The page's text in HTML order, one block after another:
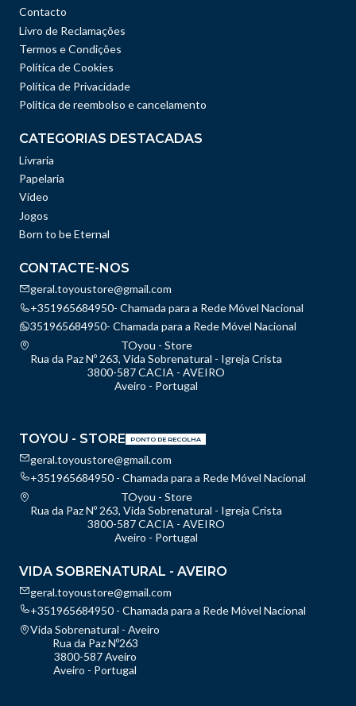
Contacto
Livro de Reclamações
Termos e Condições
Política de Cookies
Política de Privacidade
Politica de reembolso e cancelamento
CATEGORIAS DESTACADAS
Livraria
Papelaria
Vídeo
Jogos
Born to be Eternal
CONTACTE-NOS
geral.toyoustore@gmail.com
+351965684950- Chamada para a Rede Móvel Nacional
351965684950- Chamada para a Rede Móvel Nacional
TOyou - Store
Rua da Paz Nº 263, Vida Sobrenatural - Igreja Crista
3800-587 CACIA - AVEIRO
Aveiro - Portugal
TOYOU - STORE PONTO DE RECOLHA
geral.toyoustore@gmail.com
+351965684950 - Chamada para a Rede Móvel Nacional
TOyou - Store
Rua da Paz Nº 263, Vida Sobrenatural - Igreja Crista
3800-587 CACIA - AVEIRO
Aveiro - Portugal
VIDA SOBRENATURAL - AVEIRO
geral.toyoustore@gmail.com
+351965684950 - Chamada para a Rede Móvel Nacional
Vida Sobrenatural - Aveiro
Rua da Paz Nº263
3800-587 Aveiro
Aveiro - Portugal